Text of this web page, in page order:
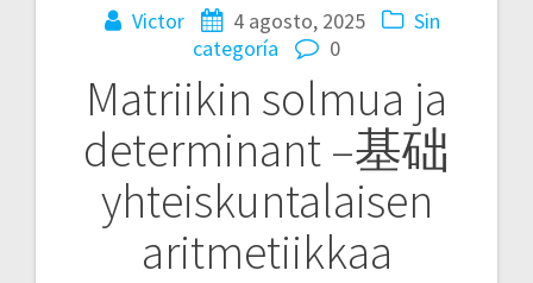
Victor 4 agosto, 2025
Sin
categoría
0
Matriikin solmua ja
determinant –基础
yhteiskuntalaisen
aritmetiikkaa